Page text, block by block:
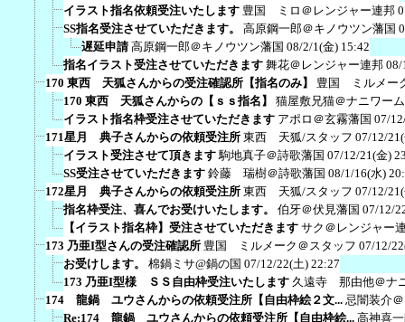
イラスト指名依頼受注いたします 豊国 ミロ＠レンジャー連邦
SS指名受注させていただきます。
高原鋼一郎＠キノウツン藩国
遅延申請 高原鋼一郎＠キノウツン藩国 08/2/1(金) 15:42
指名イラスト受注させていただきます 舞花＠レンジャー連邦 08/
170 東西 天狐さんからの受注確認所【指名のみ】
豊国 ミルメー
170 東西 天狐さんからの【ｓｓ指名】
猫屋敷兄猫＠ナニワー
イラスト指名枠受注させていただきます アポロ＠玄霧藩国 07/
171星月 典子さんからの依頼受注所 東西 天狐/スタッフ 07/12/
イラスト受注させて頂きます 駒地真子＠詩歌藩国 07/12/21(金)
SS受注させていただきます 鈴藤 瑞樹＠詩歌藩国 08/1/16(水)
172星月 典子さんからの依頼受注所 東西 天狐/スタッフ 07/12/
指名枠受注、喜んでお受けいたします。
伯牙＠伏見藩国 07/12/
【イラスト指名枠】受注させていただきます サク＠レンジャー
173 乃亜I型さんの受注確認所 豊国 ミルメーク＠スタッフ 07/12/
お受けします。
棉鍋ミサ@鍋の国 07/12/22(土) 22:27
173 乃亜I型様 ＳＳ自由枠受注いたします 久遠寺 那由他＠ナ
174 龍鍋 ユウさんからの依頼受注所【自由枠絵２文... 忌闇装介
Re:174 龍鍋 ユウさんからの依頼受注所【自由枠絵... 高神喜